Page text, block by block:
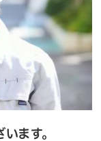
ます。